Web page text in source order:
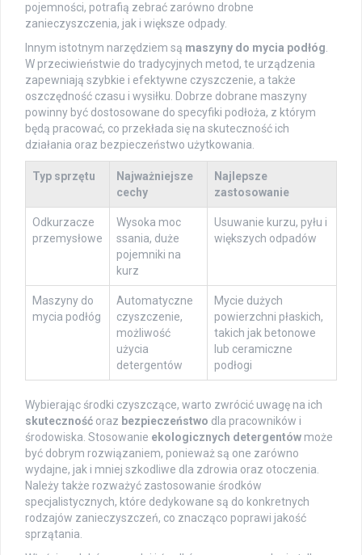
pojemności, potrafią zebrać zarówno drobne
zanieczyszczenia, jak i większe odpady.
Innym istotnym narzędziem są maszyny do mycia podłóg
W przeciwieństwie do tradycyjnych metod, te urządzenia
zapewniają szybkie i efektywne czyszczenie, a także
oszczędność czasu i wysiłku. Dobrze dobrane maszyny
powinny być dostosowane do specyfiki podłoża, z którym
będą pracować, co przekłada się na skuteczność ich
działania oraz bezpieczeństwo użytkowania.
Typ sprzętu
Najważniejsze
cechy
Najlepsze
zastosowanie
Odkurzacze
przemysłowe
Wysoka moc
ssania, duże
pojemniki na
kurz
Usuwanie kurzu, pyłu i
większych odpadów
Maszyny do
mycia podłóg
Automatyczne
czyszczenie,
możliwość
użycia
detergentów
Mycie dużych
powierzchni płaskich,
takich jak betonowe
lub ceramiczne
podłogi
Wybierając środki czyszczące, warto zwrócić uwagę na ich
skuteczność oraz bezpieczeństwo dla pracowników i
środowiska. Stosowanie ekologicznych detergentów może
być dobrym rozwiązaniem, ponieważ są one zarówno
wydajne, jak i mniej szkodliwe dla zdrowia oraz otoczenia.
Należy także rozważyć zastosowanie środków
specjalistycznych, które dedykowane są do konkretnych
rodzajów zanieczyszczeń, co znacząco poprawi jakość
sprzątania.